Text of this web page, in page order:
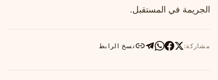
الجريمة في المستقبل.
مشاركة: نسخ الرابط